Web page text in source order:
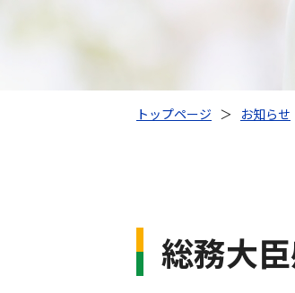
トップページ ＞ お知らせ
総務大